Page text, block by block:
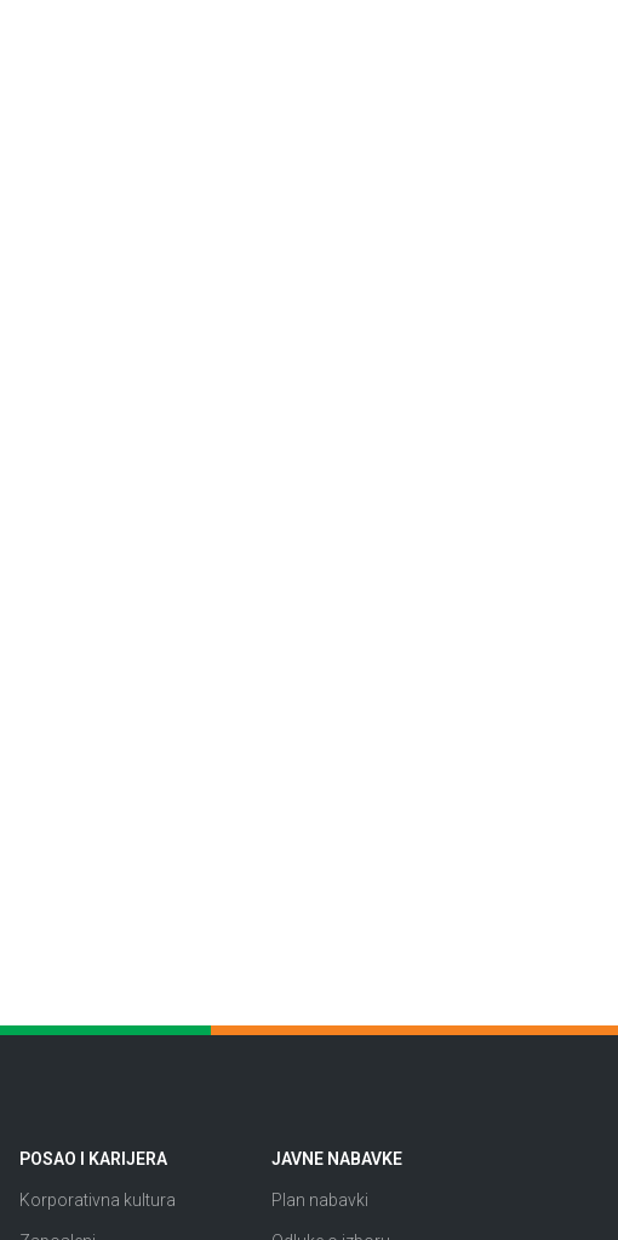
POSAO I KARIJERA
Korporativna kultura
JAVNE NABAVKE
Plan nabavki